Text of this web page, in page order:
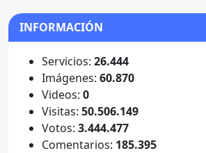
INFORMACIÓN
Servicios: 26.444
Imágenes: 60.870
Videos: 0
Visitas: 50.506.149
Votos: 3.444.477
Comentarios: 185.395